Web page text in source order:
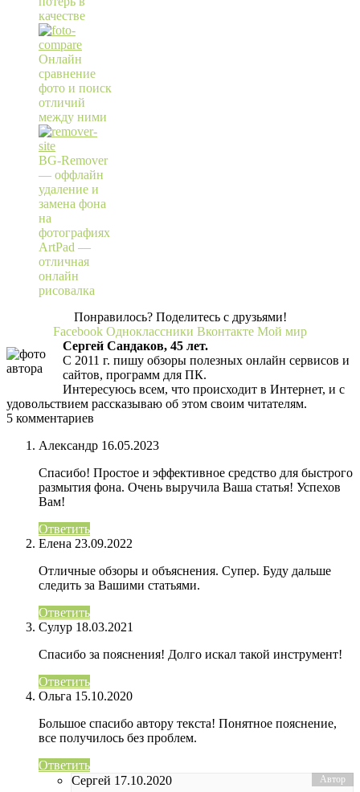
качестве
Онлайн
сравнение
фото и поиск
отличий
между ними
BG-Remover
— оффлайн
удаление и
замена фона
на
фотографиях
ArtPad —
отличная
онлайн
рисовалка
Понравилось? Поделитесь с друзьями!
Facebook Одноклассники Вконтакте Мой мир
Сергей Сандаков, 45 лет.
С 2011 г. пишу обзоры полезных онлайн сервисов и
сайтов, программ для ПК.
Интересуюсь всем, что происходит в Интернет, и с
удовольствием рассказываю об этом своим читателям.
5 комментариев
Александр 16.05.2023
Спасибо! Простое и эффективное средство для быстрого
размытия фона. Очень выручила Ваша статья! Успехов
Вам!
Ответить
Елена 23.09.2022
Отличные обзоры и объяснения. Супер. Буду дальше
следить за Вашими статьями.
Ответить
Сулур 18.03.2021
Спасибо за пояснения! Долго искал такой инструмент!
Ответить
Ольга 15.10.2020
Большое спасибо автору текста! Понятное пояснение,
все получилось без проблем.
Ответить
Сергей 17.10.2020